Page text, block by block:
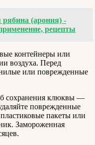
(арония) -
рецепты
контейнеры или
воздуха. Перед
или поврежденные
сохранения клюквы —
поврежденные
пакеты или
Замороженная